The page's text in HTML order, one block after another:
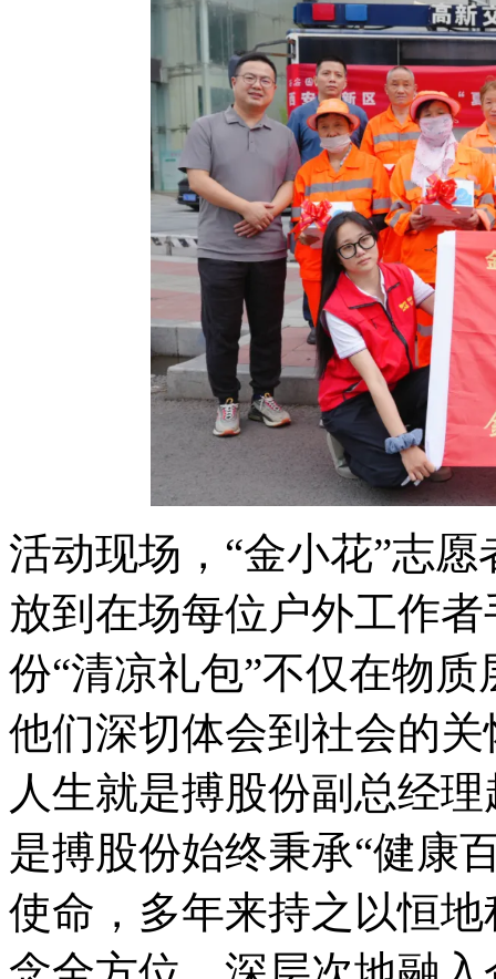
活动现场，“金小花”志
放到在场每位户外工作
份“清凉礼包”不仅在物
他们深切体会到社会的
人生就是搏股份副总经
是搏股份始终秉承“健康
使命，多年来持之以恒